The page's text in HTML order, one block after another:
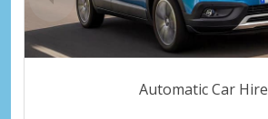
Automatic Car Hire